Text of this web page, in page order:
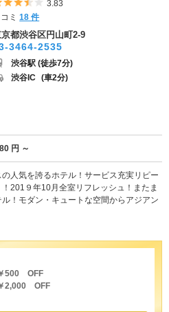
5つ星のうち3.5
3.83
コミ18 件
都渋谷区円山町2-9
3464-2535
渋谷駅 (徒歩7分)
渋谷IC (車2分)
円 ～
人気を誇るホテル！サービス充実リピー
201９年10月全室リフレッシュ！またま
！モダン・キュートな空間からアジアン
500 OFF
2,000 OFF